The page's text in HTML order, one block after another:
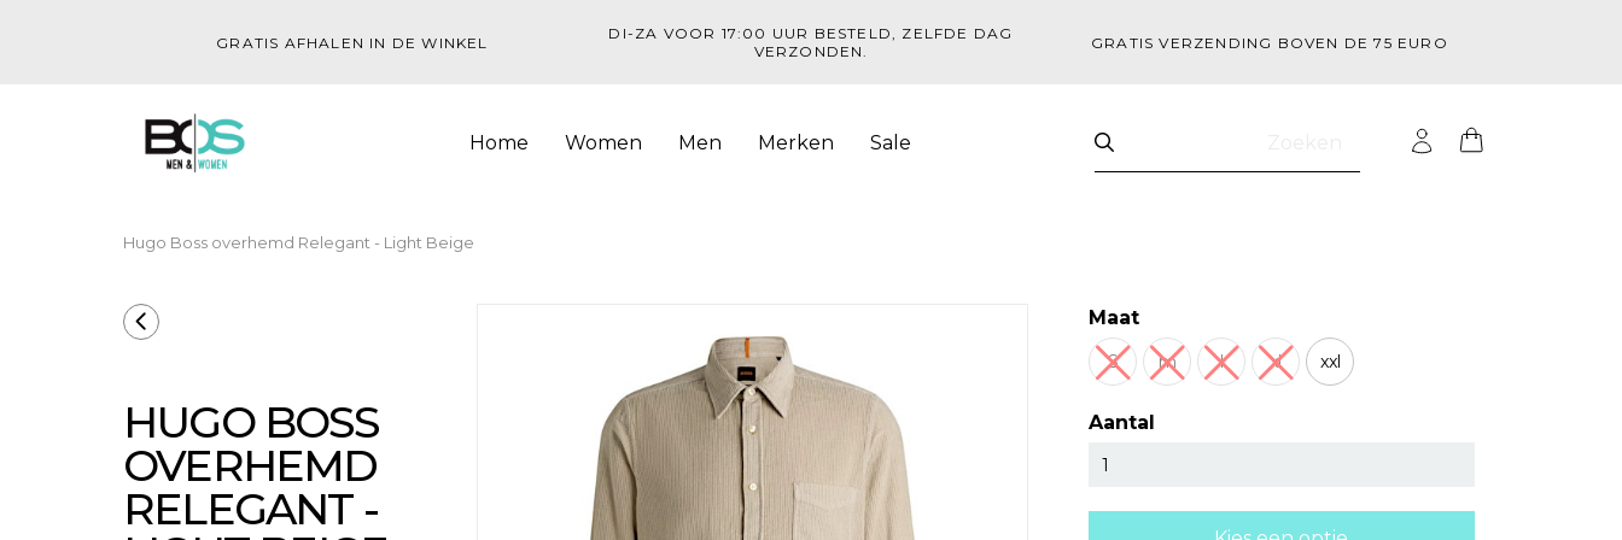
GRATIS AFHALEN IN DE WINKEL
DI-ZA VOOR 17:00 UUR BESTELD, ZELFDE DAG
VERZONDEN.
GRATIS VERZENDING BOVEN DE 75 EURO
Home Women Men Merken Sale
Hugo Boss overhemd Relegant - Light Beige
HUGO BOSS
OVERHEMD
RELEGANT -
Maat
S m l xl xxl
Aantal